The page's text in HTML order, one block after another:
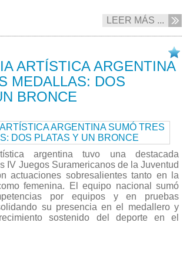
LEER MÁS ...
ARTÍSTICA ARGENTINA
MEDALLAS: DOS
BRONCE
argentina tuvo una destacada
IV Juegos Suramericanos de la Juventud
actuaciones sobresalientes tanto en la
femenina. El equipo nacional sumó
por equipos y en pruebas
su presencia en el medallero y
sostenido del deporte en el